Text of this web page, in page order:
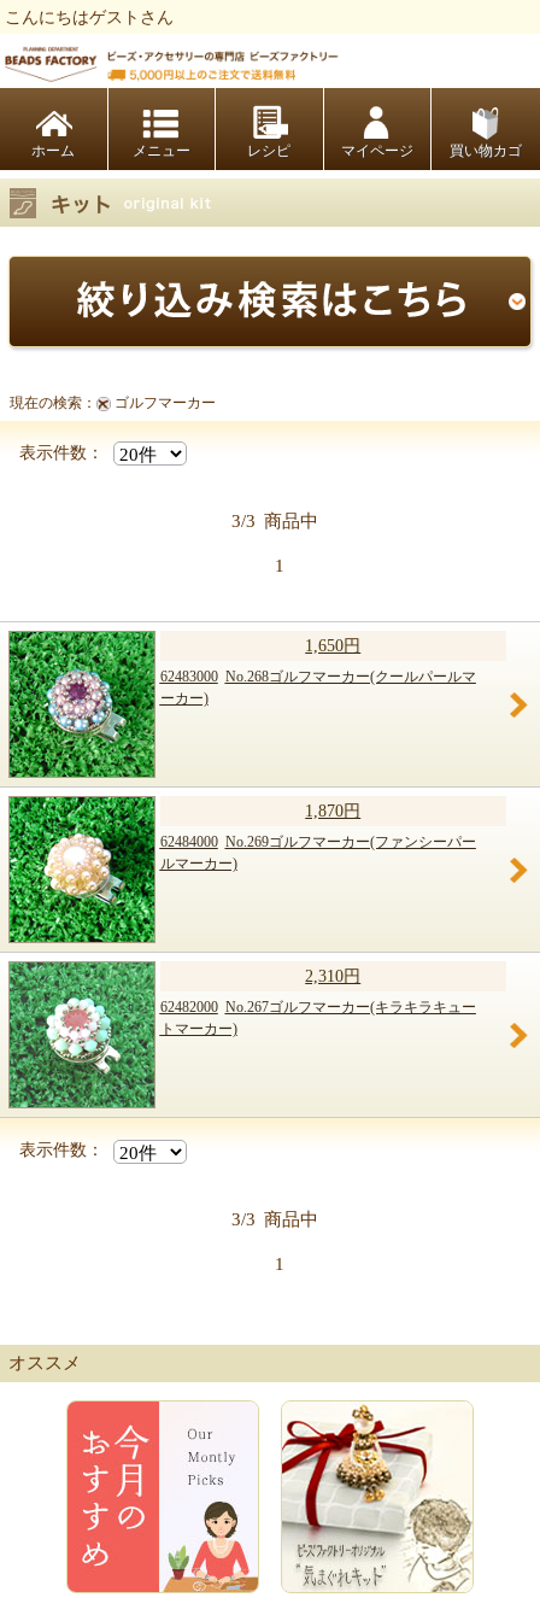
こんにちはゲストさん
ホーム レシピ マイページ 買い物カゴ
現在の検索： ゴルフマーカー
表示件数：
3/3 商品中
1
1,650円
62483000 No.268ゴルフマーカー(クールパールマ
ーカー)
1,870円
62484000 No.269ゴルフマーカー(ファンシーパー
ルマーカー)
2,310円
62482000 No.267ゴルフマーカー(キラキラキュー
トマーカー)
表示件数：
3/3 商品中
1
オススメ